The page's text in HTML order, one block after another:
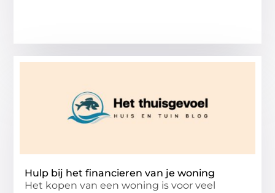
Hulp bij het financieren van je woning
Het kopen van een woning is voor veel